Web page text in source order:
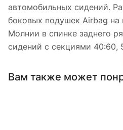
автомобильных сидений.
боковых подушек Airbag на
Молнии в спинке заднего
сидений с секциями 40:60,
Вам также может